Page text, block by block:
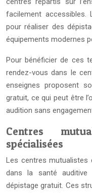
facilement accessibles.
pour réaliser des
équipements modernes
Pour bénéficier de ces
rendez-vous dans le
enseignes proposent
gratuit, ce qui peut être
audition sans
Centres
spécialisées
Les centres mutualistes
dans la santé
dépistage gratuit. Ces